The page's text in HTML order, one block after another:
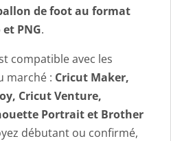
de foot au format
PNG.
compatible avec les
marché : Cricut Maker,
Cricut Venture,
Portrait et Brother
débutant ou confirmé,